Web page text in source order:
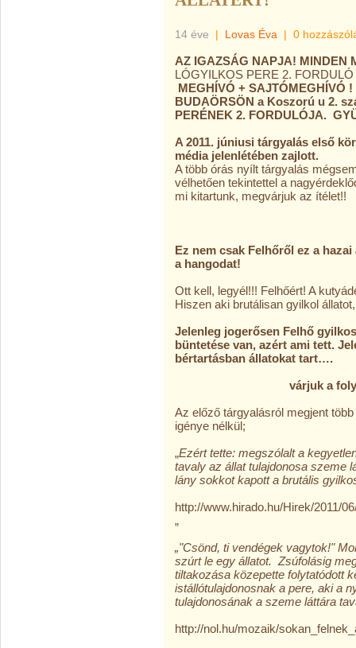
14 éve | Lovas Éva | 0
AZ IGAZSÁG NAPJA! MINDEN
LÓGYILKOS PERE 2. FORDULÓ
MEGHÍVÓ + SAJTÓMEGHÍVÓ
BUDAÖRSÖN a Koszorú u 2.
PERÉNEK 2. FORDULÓJA. GY
A 2011. júniusi tárgyalás első
média jelenlétében zajlott.
A több órás nyílt tárgyalás
vélhetően tekintettel a
mi kitartunk, megvárjuk az ítélet!!
Ez nem csak Felhőről ez a
a hangodat!
Ott kell, legyél!!! Felhőért! A
Hiszen aki brutálisan gyilkol
Jelenleg jogerősen Felhő
büntetése van, azért ami tett.
bértartásban állatokat tart….
várjuk a folytatást
Az előző tárgyalásról megjent
igénye nélkül;
„Ezért tette: megszólalt a
tavaly az állat tulajdonosa szeme
lány sokkot kapott a brutális
http://www.hirado.hu/Hirek/2011/
„
„"Csönd, ti vendégek vagytok!"
szúrt le egy állatot. Zsúfolásig
tiltakozása közepette folytatódott
istállótulajdonosnak a pere, aki a
tulajdonosának a szeme láttára
http://nol.hu/mozaik/